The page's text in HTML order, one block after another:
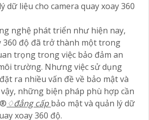
dữ liệu cho camera quay xoay 360
nghệ phát triển như hiện nay,
360 độ đã trở thành một trong
trọng trong việc bảo đảm an
trường. Nhưng việc sử dụng
ra nhiều vấn đề về bảo mật và
những biện pháp phù hợp cần
♢đẳng cấp bảo mật và quản lý dữ
xoay 360 độ.